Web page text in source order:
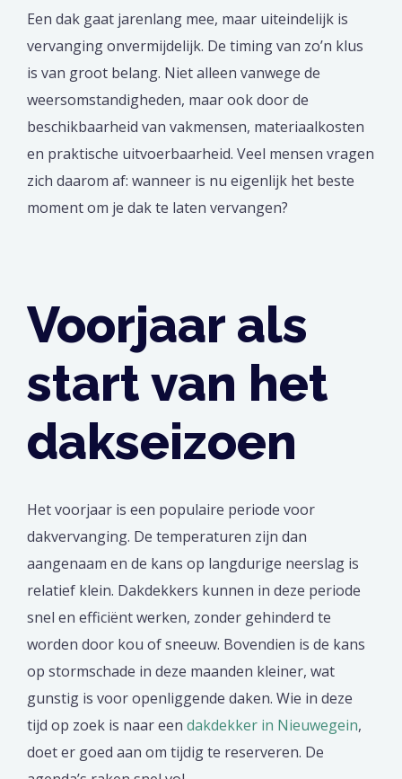
Een dak gaat jarenlang mee, maar uiteindelijk is
vervanging onvermijdelijk. De timing van zo’n klus
is van groot belang. Niet alleen vanwege de
weersomstandigheden, maar ook door de
beschikbaarheid van vakmensen, materiaalkosten
en praktische uitvoerbaarheid. Veel mensen vragen
zich daarom af: wanneer is nu eigenlijk het beste
moment om je dak te laten vervangen?
Voorjaar als
start van het
dakseizoen
Het voorjaar is een populaire periode voor
dakvervanging. De temperaturen zijn dan
aangenaam en de kans op langdurige neerslag is
relatief klein. Dakdekkers kunnen in deze periode
snel en efficiënt werken, zonder gehinderd te
worden door kou of sneeuw. Bovendien is de kans
op stormschade in deze maanden kleiner, wat
gunstig is voor openliggende daken. Wie in deze
tijd op zoek is naar een dakdekker in Nieuwegein,
doet er goed aan om tijdig te reserveren. De